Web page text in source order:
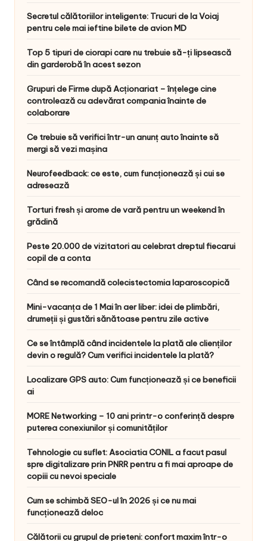
Secretul călătoriilor inteligente: Trucuri de la Voiaj
pentru cele mai ieftine bilete de avion MD
Top 5 tipuri de ciorapi care nu trebuie să-ți lipsească
din garderobă în acest sezon
Grupuri de Firme după Acționariat – înțelege cine
controlează cu adevărat compania înainte de
colaborare
Ce trebuie să verifici într-un anunț auto înainte să
mergi să vezi mașina
Neurofeedback: ce este, cum funcționează și cui se
adresează
Torturi fresh și arome de vară pentru un weekend în
grădină
Peste 20.000 de vizitatori au celebrat dreptul fiecarui
copil de a conta
Când se recomandă colecistectomia laparoscopică
Mini-vacanța de 1 Mai în aer liber: idei de plimbări,
drumeții și gustări sănătoase pentru zile active
Ce se întâmplă când incidentele la plată ale clienților
devin o regulă? Cum verifici incidentele la plată?
Localizare GPS auto: Cum funcționează și ce beneficii
ai
MORE Networking – 10 ani printr-o conferință despre
puterea conexiunilor și comunităților
Tehnologie cu suflet: Asociatia CONIL a facut pasul
spre digitalizare prin PNRR pentru a fi mai aproape de
copiii cu nevoi speciale
Cum se schimbă SEO-ul în 2026 și ce nu mai
funcționează deloc
Călătorii cu grupul de prieteni: confort maxim într-o